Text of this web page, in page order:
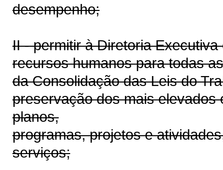
desempenho;
II - permitir à Diretoria
recursos humanos para todas
da Consolidação das Leis do
preservação dos mais
planos,
programas, projetos e
serviços;